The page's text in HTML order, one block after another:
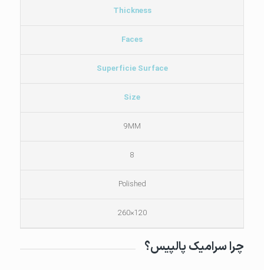
Thickness
Faces
Superficie Surface
Size
9MM
8
Polished
120×260
چرا سرامیک پالپیس؟